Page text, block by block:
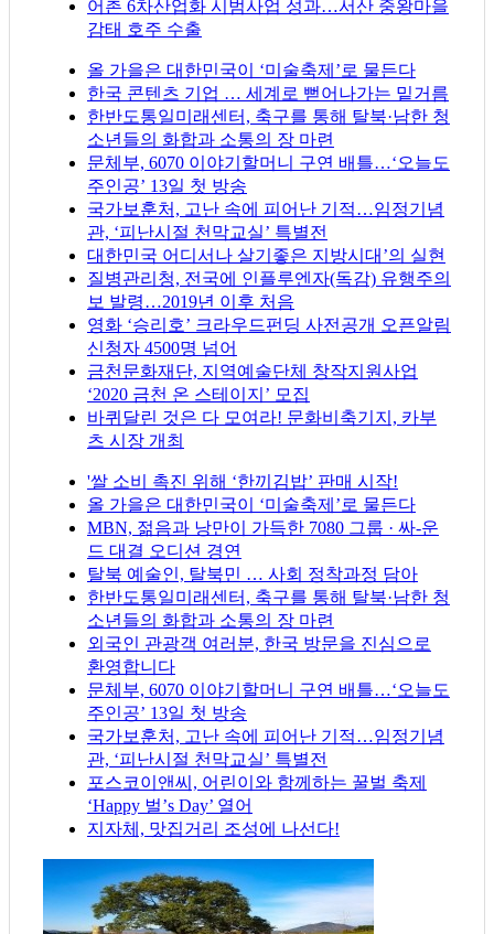
어촌 6차산업화 시범사업 성과…서산 중왕마을
감태 호주 수출
올 가을은 대한민국이 ‘미술축제’로 물든다
한국 콘텐츠 기업 … 세계로 뻗어나가는 밑거름
한반도통일미래센터, 축구를 통해 탈북·남한 청
소년들의 화합과 소통의 장 마련
문체부, 6070 이야기할머니 구연 배틀…‘오늘도
주인공’ 13일 첫 방송
국가보훈처, 고난 속에 피어난 기적…임정기념
관, ‘피난시절 천막교실’ 특별전
대한민국 어디서나 살기좋은 지방시대’의 실현
질병관리청, 전국에 인플루엔자(독감) 유행주의
보 발령…2019년 이후 처음
영화 ‘승리호’ 크라우드펀딩 사전공개 오픈알림
신청자 4500명 넘어
금천문화재단, 지역예술단체 창작지원사업
‘2020 금천 온 스테이지’ 모집
바퀴달린 것은 다 모여라! 문화비축기지, 카부
츠 시장 개최
'쌀 소비 촉진 위해 ‘한끼김밥’ 판매 시작!
올 가을은 대한민국이 ‘미술축제’로 물든다
MBN, 젊음과 낭만이 가득한 7080 그룹 · 싸-운
드 대결 오디션 경연
탈북 예술인, 탈북민 … 사회 정착과정 담아
한반도통일미래센터, 축구를 통해 탈북·남한 청
소년들의 화합과 소통의 장 마련
외국인 관광객 여러분, 한국 방문을 진심으로
환영합니다
문체부, 6070 이야기할머니 구연 배틀…‘오늘도
주인공’ 13일 첫 방송
국가보훈처, 고난 속에 피어난 기적…임정기념
관, ‘피난시절 천막교실’ 특별전
포스코이앤씨, 어린이와 함께하는 꿀벌 축제
‘Happy 벌’s Day’ 열어
지자체, 맛집거리 조성에 나선다!